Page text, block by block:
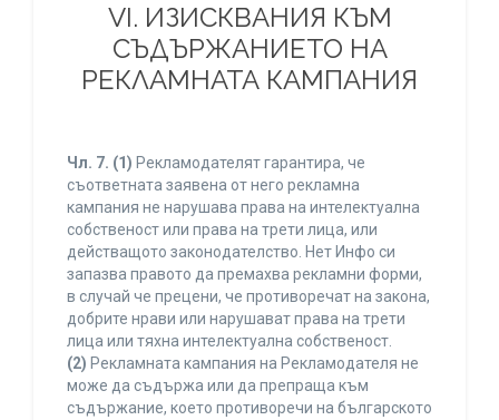
VI. ИЗИСКВАНИЯ КЪМ
СЪДЪРЖАНИЕТО НА
РЕКЛАМНАТА КАМПАНИЯ
Чл. 7. (1) Рекламодателят гарантира, че
съответната заявена от него рекламна
кампания не нарушава права на интелектуална
собственост или права на трети лица, или
действащото законодателство. Нет Инфо си
запазва правото да премахва рекламни форми,
в случай че прецени, че противоречат на закона,
добрите нрави или нарушават права на трети
лица или тяхна интелектуална собственост.
(2) Рекламната кампания на Рекламодателя не
може да съдържа или да препраща към
съдържание, което противоречи на българското